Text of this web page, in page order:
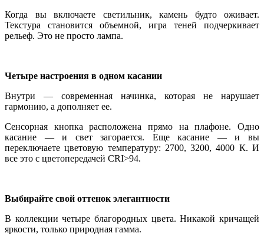
Когда вы включаете светильник, камень будто оживает.
Текстура становится объемной, игра теней подчеркивает
рельеф. Это не просто лампа.
Четыре настроения в одном касании
Внутри — современная начинка, которая не нарушает
гармонию, а дополняет ее.
Сенсорная кнопка расположена прямо на плафоне. Одно
касание — и свет загорается. Еще касание — и вы
переключаете цветовую температуру: 2700, 3200, 4000 К. И
все это с цветопередачей CRI>94.
Выбирайте свой оттенок элегантности
В коллекции четыре благородных цвета. Никакой кричащей
яркости, только природная гамма.